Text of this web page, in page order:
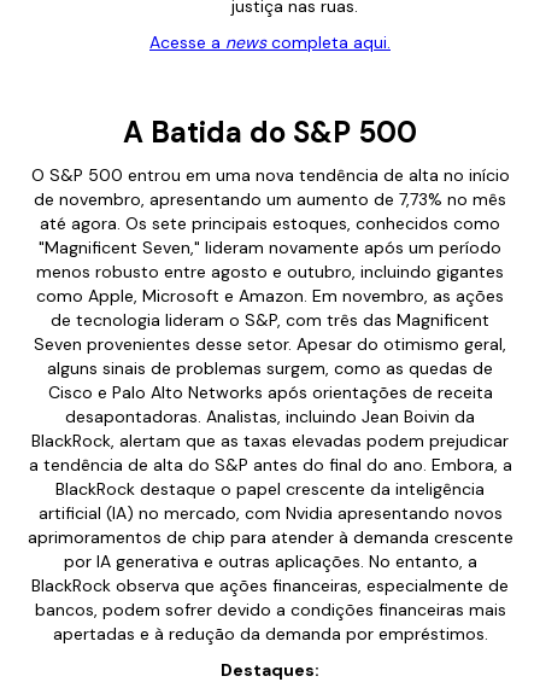
justiça nas ruas.
Acesse a newscompleta aqui.
A Batida do S&P 500
O S&P 500 entrou em uma nova tendência de alta no início
de novembro, apresentando um aumento de 7,73% no mês
até agora. Os sete principais estoques, conhecidos como
"Magnificent Seven," lideram novamente após um período
menos robusto entre agosto e outubro, incluindo gigantes
como Apple, Microsoft e Amazon. Em novembro, as ações
de tecnologia lideram o S&P, com três das Magnificent
Seven provenientes desse setor. Apesar do otimismo geral,
alguns sinais de problemas surgem, como as quedas de
Cisco e Palo Alto Networks após orientações de receita
desapontadoras. Analistas, incluindo Jean Boivin da
BlackRock, alertam que as taxas elevadas podem prejudicar
a tendência de alta do S&P antes do final do ano. Embora, a
BlackRock destaque o papel crescente da inteligência
artificial (IA) no mercado, com Nvidia apresentando novos
aprimoramentos de chip para atender à demanda crescente
por IA generativa e outras aplicações. No entanto, a
BlackRock observa que ações financeiras, especialmente de
bancos, podem sofrer devido a condições financeiras mais
apertadas e à redução da demanda por empréstimos.
Destaques: